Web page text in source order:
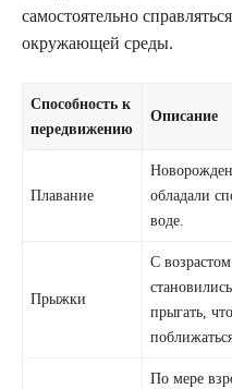
самостоятельно
окружающей среды.
Способность к
передвижению
Описание
Плавание
обладали
воде.
Прыжки
С
прыгать,
По мере